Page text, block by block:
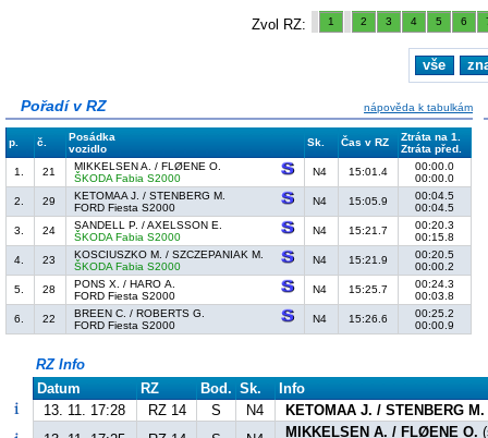
Zvol RZ: 1 2 3 4 5 6
vše
Pořadí v RZ nápověda k tabulkám
p. č.
Posádka
vozidlo
Sk. Čas v RZ
Ztráta na 1.
Ztráta před.
1.
21
MIKKELSEN A. / FLØENE O.
ŠKODA Fabia S2000
N4 15:01.4
00:00.0
00:00.0
2.
29
KETOMAA J. / STENBERG M.
FORD Fiesta S2000
N4 15:05.9
00:04.5
00:04.5
3.
24
SANDELL P. / AXELSSON E.
ŠKODA Fabia S2000
N4 15:21.7
00:20.3
00:15.8
4.
23
KOSCIUSZKO M. / SZCZEPANIAK M.
ŠKODA Fabia S2000
N4 15:21.9
00:20.5
00:00.2
5.
28
PONS X. / HARO A.
FORD Fiesta S2000
N4 15:25.7
00:24.3
00:03.8
6.
22
BREEN C. / ROBERTS G.
FORD Fiesta S2000
N4 15:26.6
00:25.2
00:00.9
RZ Info
Datum
RZ Bod. Sk.
Info
13. 11. 17:28
RZ 14 S N4 KETOMAA J. / STENBERG M.
MIKKELSEN A. / FLØENE O.